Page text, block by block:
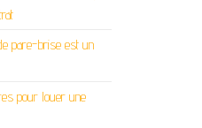
pare-brise est un
pour louer une